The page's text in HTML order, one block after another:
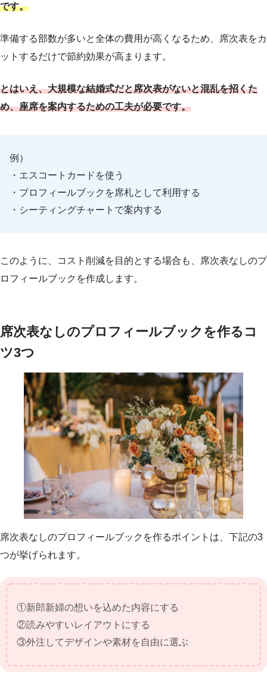
です。
準備する部数が多いと全体の費用が高くなるため、席次表をカ
ットするだけで節約効果が高まります。
とはいえ、大規模な結婚式だと席次表がないと混乱を招くた
め、座席を案内するための工夫が必要です。
例）
・エスコートカードを使う
・プロフィールブックを席札として利用する
・シーティングチャートで案内する
このように、コスト削減を目的とする場合も、席次表なしのプ
ロフィールブックを作成します。
席次表なしのプロフィールブックを作るコ
ツ3つ
席次表なしのプロフィールブックを作るポイントは、下記の3
つが挙げられます。
①新郎新婦の想いを込めた内容にする
②読みやすいレイアウトにする
③外注してデザインや素材を自由に選ぶ